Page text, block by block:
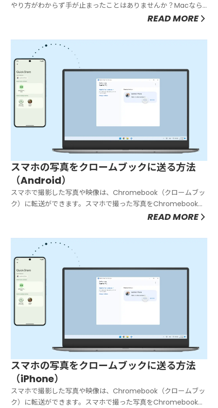
やり方がわからず手が止まったことはありませんか？Macなら
AirDropで一瞬ですが、ChromebookにAirDropはありません。
あります。「スマホはiPhone、パソコ...
READ MORE
スマホの写真をクロームブックに送る方法
（Android）
スマホで撮影した写真や映像は、Chromebook（クロームブッ
ク）に転送ができます。スマホで撮った写真をChromebookで
SNSやブログで投稿するときに便利です。※クイック共有という
Chromebook（クロームブック）に転送する...
READ MORE
スマホの写真をクロームブックに送る方法
（iPhone）
スマホで撮影した写真や映像は、Chromebook（クロームブッ
ク）に転送ができます。スマホで撮った写真をChromebookで